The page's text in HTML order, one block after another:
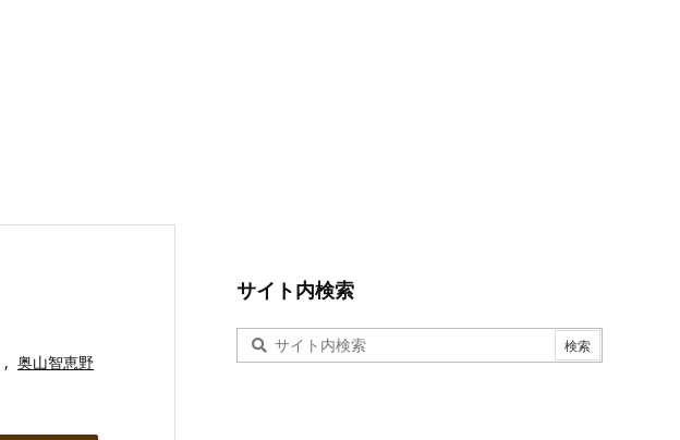
, 奥山智恵野
サイト内検索